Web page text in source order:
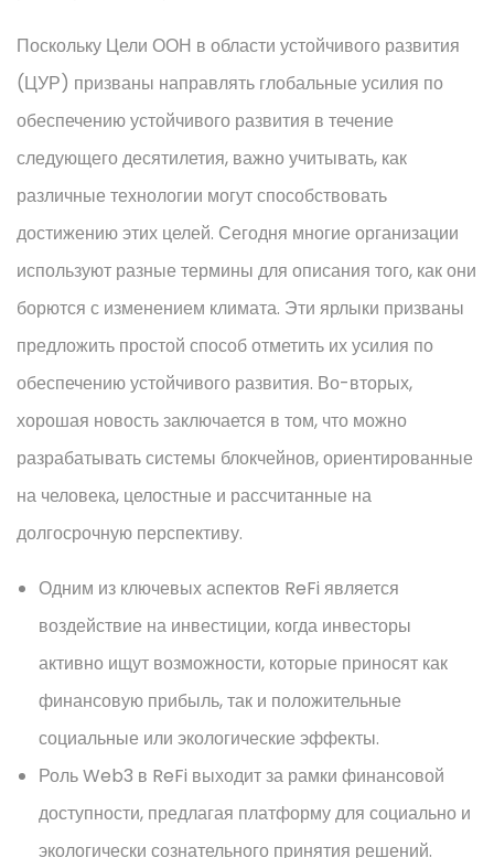
Поскольку Цели ООН в области устойчивого развития
(ЦУР) призваны направлять глобальные усилия по
обеспечению устойчивого развития в течение
следующего десятилетия, важно учитывать, как
различные технологии могут способствовать
достижению этих целей. Сегодня многие организации
используют разные термины для описания того, как они
борются с изменением климата. Эти ярлыки призваны
предложить простой способ отметить их усилия по
обеспечению устойчивого развития. Во-вторых,
хорошая новость заключается в том, что можно
разрабатывать системы блокчейнов, ориентированные
на человека, целостные и рассчитанные на
долгосрочную перспективу.
Одним из ключевых аспектов ReFi является
воздействие на инвестиции, когда инвесторы
активно ищут возможности, которые приносят как
финансовую прибыль, так и положительные
социальные или экологические эффекты.
Роль Web3 в ReFi выходит за рамки финансовой
доступности, предлагая платформу для социально и
экологически сознательного принятия решений.